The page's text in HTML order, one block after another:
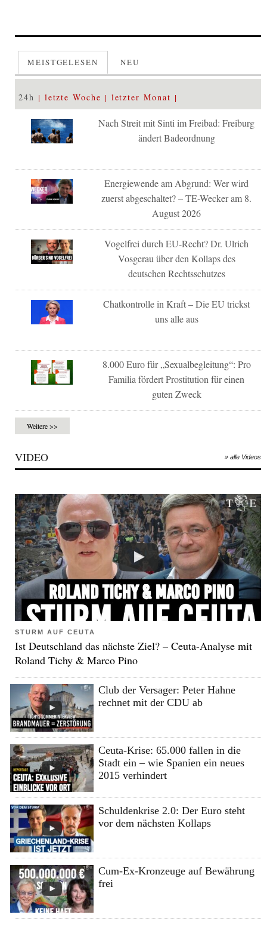
MEISTGELESEN NEU
24h letzte Woche letzter Monat
Nach Streit mit Sinti im Freibad: Freiburg
ändert Badeordnung
Energiewende am Abgrund: Wer wird
zuerst abgeschaltet? – TE-Wecker am 8.
August 2026
Vogelfrei durch EU-Recht? Dr. Ulrich
Vosgerau über den Kollaps des
deutschen Rechtsschutzes
Chatkontrolle in Kraft – Die EU trickst
uns alle aus
8.000 Euro für „Sexualbegleitung“: Pro
Familia fördert Prostitution für einen
guten Zweck
Weitere >>
VIDEO » alle Videos
STURM AUF CEUTA
Ist Deutschland das nächste Ziel? – Ceuta-Analyse mit
Roland Tichy & Marco Pino
Club der Versager: Peter Hahne
rechnet mit der CDU ab
Ceuta-Krise: 65.000 fallen in die
Stadt ein – wie Spanien ein neues
2015 verhindert
Schuldenkrise 2.0: Der Euro steht
vor dem nächsten Kollaps
Cum-Ex-Kronzeuge auf Bewährung
frei